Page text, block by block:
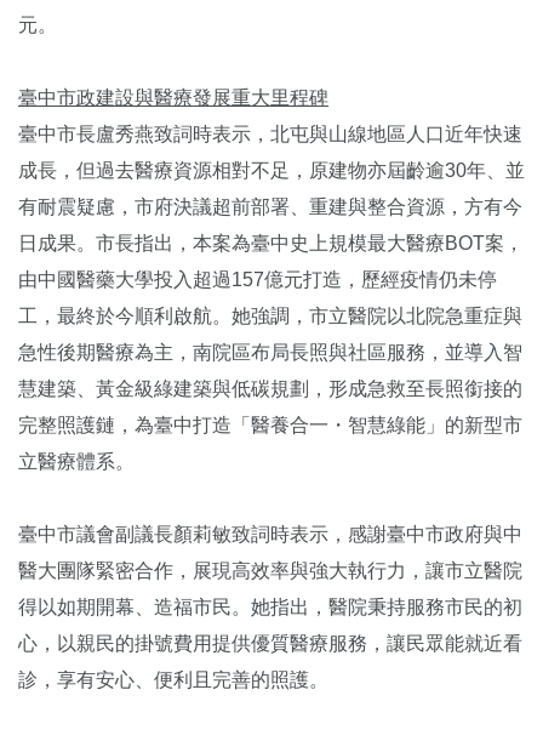
元。
臺中市政建設與醫療發展重大里程碑
臺中市長盧秀燕致詞時表示，北屯與山線地區人口近年快速
成長，但過去醫療資源相對不足，原建物亦屆齡逾30年、並
有耐震疑慮，市府決議超前部署、重建與整合資源，方有今
日成果。市長指出，本案為臺中史上規模最大醫療BOT案，
由中國醫藥大學投入超過157億元打造，歷經疫情仍未停
工，最終於今順利啟航。她強調，市立醫院以北院急重症與
急性後期醫療為主，南院區布局長照與社區服務，並導入智
慧建築、黃金級綠建築與低碳規劃，形成急救至長照銜接的
完整照護鏈，為臺中打造「醫養合一・智慧綠能」的新型市
立醫療體系。
臺中市議會副議長顏莉敏致詞時表示，感謝臺中市政府與中
醫大團隊緊密合作，展現高效率與強大執行力，讓市立醫院
得以如期開幕、造福市民。她指出，醫院秉持服務市民的初
心，以親民的掛號費用提供優質醫療服務，讓民眾能就近看
診，享有安心、便利且完善的照護。